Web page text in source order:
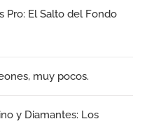
Pro: El Salto del Fondo
muy pocos.
y Diamantes: Los